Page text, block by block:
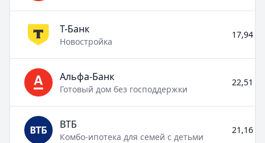
Т-Банк
Новостройка
17,94
Альфа-Банк
Готовый дом без господдержки
22,51 %
ВТБ
Комбо-ипотека для семей с детьми
21,16 %